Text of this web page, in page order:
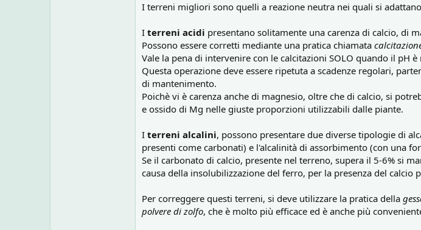
I terreni migliori sono quelli a reazione neutra nei quali si
I terreni acidi presentano solitamente una carenza di calcio, di
Possono essere corretti mediante una pratica chiamata
Vale la pena di intervenire con le calcitazioni SOLO quando il pH
Questa operazione deve essere ripetuta a scadenze regolari,
di mantenimento.
Poichè vi è carenza anche di magnesio, oltre che di calcio, si
e ossido di Mg nelle giuste proporzioni utilizzabili dalle piante.
I terreni alcalini, possono presentare due diverse tipologie di
presenti come carbonati) e l'alcalinità di assorbimento (con una
Se il carbonato di calcio, presente nel terreno, supera il 5-6% si
causa della insolubilizzazione del ferro, per la presenza del calcio
Per correggere questi terreni, si deve utilizzare la pratica della
polvere di zolfo, che è molto più efficace ed è anche più